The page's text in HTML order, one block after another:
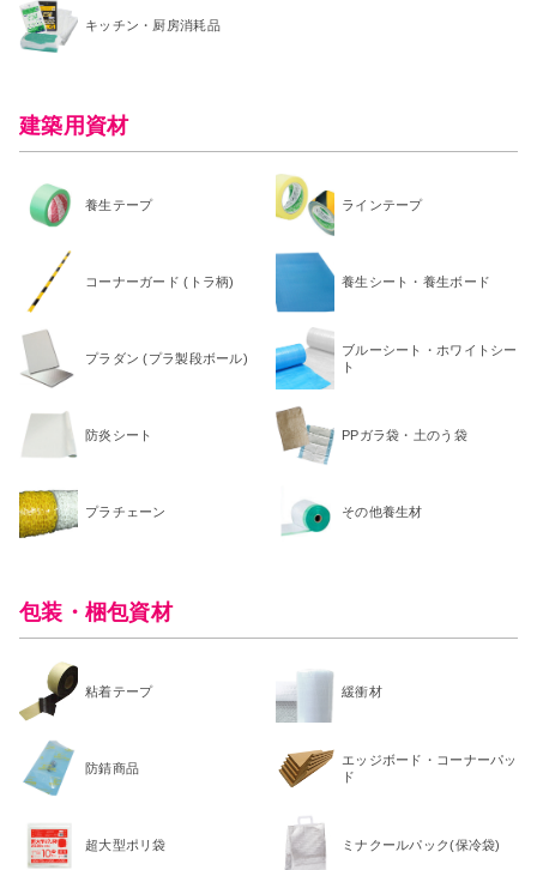
キッチン・厨房消耗品
建築用資材
養生テープ ラインテープ
コーナーガード (トラ柄) 養生シート・養生ボード
プラダン (プラ製段ボール)
ブルーシート・ホワイトシー
ト
防炎シート PPガラ袋・土のう袋
プラチェーン その他養生材
包装・梱包資材
粘着テープ 緩衝材
防錆商品
エッジボード・コーナーパッ
ド
超大型ポリ袋 ミナクールパック(保冷袋)